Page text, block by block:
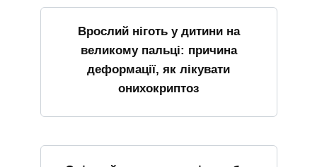
Врослий ніготь у дитини на
великому пальці: причина
деформації, як лікувати
онихокриптоз